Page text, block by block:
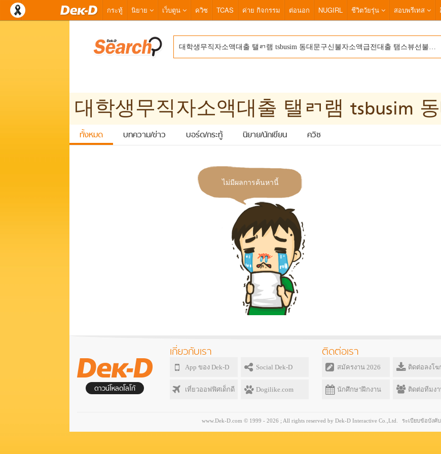
กระทู้ นิยาย เว็บตูน ควิซ TCAS ค่าย กิจกรรม ต่อนอก NUGIRL ชีวิตวัยรุ่น สอบพรีเทส
ทั้งหมด บทความ/ข่าว บอร์ด/กระทู้ นิยาย/นักเขียน ควิซ
ไม่มีผลการค้นหานี้
เกี่ยวกับเรา
App ของ Dek-D Social Dek-D
เที่ยวออฟฟิศเด็กดี Dogilike.com
ติดต่อเรา
สมัครงาน 2026 ติดต่อลงโ
นักศึกษาฝึกงาน ติดต่อทีมง
ดาวน์โหลดโลโก้
www.Dek-D.com © 1999 - 2026 ; All rights reserved by Dek-D Interactive Co.,Ltd. ระเบียบข้อบังคั